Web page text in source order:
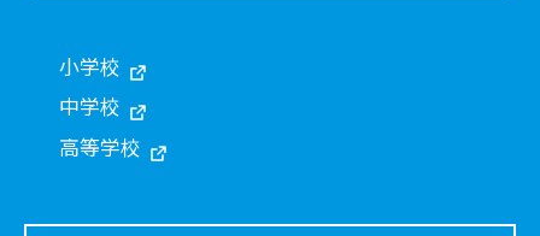
小学校
中学校
高等学校